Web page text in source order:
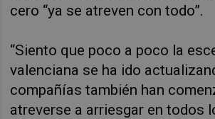
cero “ya se atreven con todo”.
“Siento que poco a poco la
valenciana se ha ido
compañías también han
atreverse a arriesgar en todos